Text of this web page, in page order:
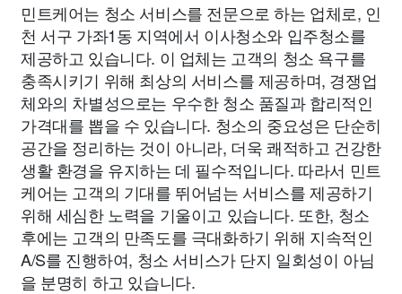
민트케어는 청소 서비스를 전문으로 하는 업체로, 인
천 서구 가좌1동 지역에서 이사청소와 입주청소를
제공하고 있습니다. 이 업체는 고객의 청소 욕구를
충족시키기 위해 최상의 서비스를 제공하며, 경쟁업
체와의 차별성으로는 우수한 청소 품질과 합리적인
가격대를 뽑을 수 있습니다. 청소의 중요성은 단순히
공간을 정리하는 것이 아니라, 더욱 쾌적하고 건강한
생활 환경을 유지하는 데 필수적입니다. 따라서 민트
케어는 고객의 기대를 뛰어넘는 서비스를 제공하기
위해 세심한 노력을 기울이고 있습니다. 또한, 청소
후에는 고객의 만족도를 극대화하기 위해 지속적인
A/S를 진행하여, 청소 서비스가 단지 일회성이 아님
을 분명히 하고 있습니다.